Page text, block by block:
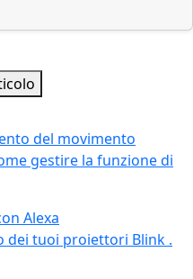
del movimento
gestire la funzione di
Alexa
dei tuoi proiettori Blink .